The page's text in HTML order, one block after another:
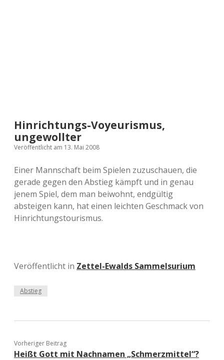
Hinrichtungs-Voyeurismus,
ungewollter
Veröffentlicht am 13. Mai 2008
Einer Mannschaft beim Spielen zuzuschauen, die
gerade gegen den Abstieg kämpft und in genau
jenem Spiel, dem man beiwohnt, endgültig
absteigen kann, hat einen leichten Geschmack von
Hinrichtungstourismus.
Veröffentlicht in Zettel-Ewalds Sammelsurium
Abstieg
Vorheriger Beitrag
Heißt Gott mit Nachnamen „Schmerzmittel“?